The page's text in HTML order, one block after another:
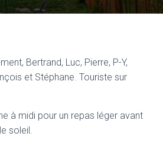
Bertrand, Luc, Pierre, P-Y,
et Stéphane. Touriste sur
à midi pour un repas léger avant
soleil.